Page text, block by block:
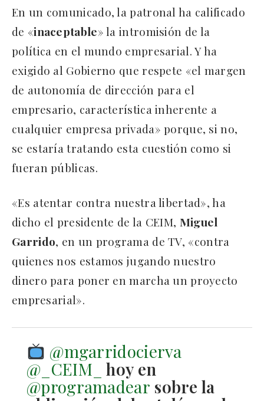
En un comunicado, la patronal ha calificado
de «inaceptable» la intromisión de la
política en el mundo empresarial. Y ha
exigido al Gobierno que respete «el margen
de autonomía de dirección para el
empresario, característica inherente a
cualquier empresa privada» porque, si no,
se estaría tratando esta cuestión como si
fueran públicas.
«Es atentar contra nuestra libertad», ha
dicho el presidente de la CEIM, Miguel
Garrido, en un programa de TV, «contra
quienes nos estamos jugando nuestro
dinero para poner en marcha un proyecto
empresarial».
@mgarridocierva
@_CEIM_
hoy en
@programadear sobre la